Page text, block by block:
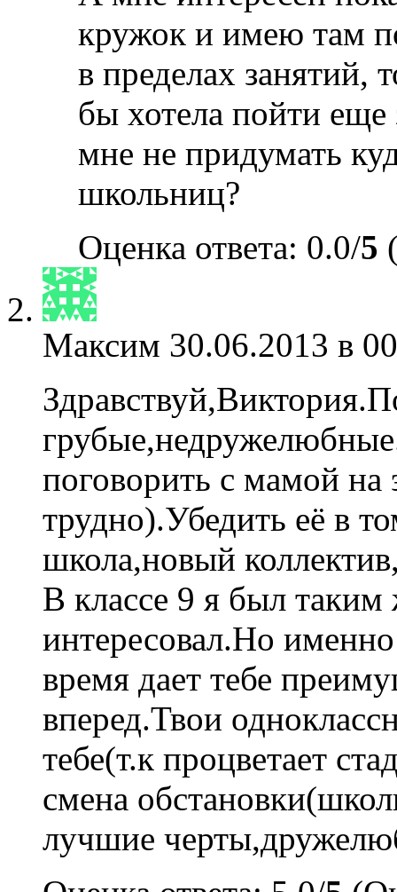
кружок и имею там
в пределах занятий,
бы хотела пойти еще
мне не придумать
школьниц?
Оценка ответа: 0.0/5
Максим 30.06.2013 в
поговорить с мамой
трудно).Убедить её в
школа,новый
В классе 9 я был
интересовал.Но
время дает тебе
вперед.Твои
тебе(т.к процветает
смена
лучшие